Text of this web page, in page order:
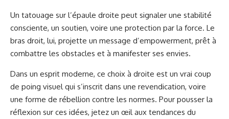
Un tatouage sur l’épaule droite peut signaler une stabilité
consciente, un soutien, voire une protection par la force. Le
bras droit, lui, projette un message d’empowerment, prêt à
combattre les obstacles et à manifester ses envies.
Dans un esprit moderne, ce choix à droite est un vrai coup
de poing visuel qui s’inscrit dans une revendication, voire
une forme de rébellion contre les normes. Pour pousser la
réflexion sur ces idées, jetez un œil aux tendances du